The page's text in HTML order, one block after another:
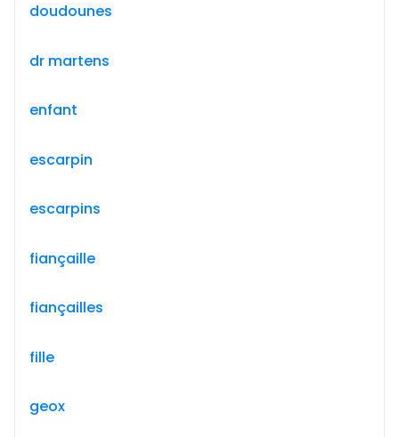
doudounes
dr martens
enfant
escarpin
escarpins
fiançaille
fiançailles
fille
geox